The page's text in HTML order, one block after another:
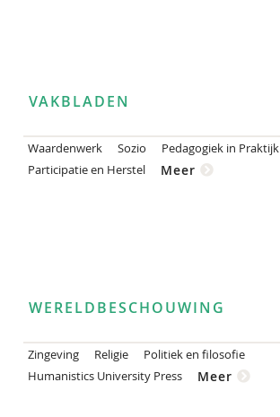
VAKBLADEN
Waardenwerk Sozio
Pedagogiek in Praktijk
Participatie en Herstel
Meer
WERELDBESCHOUWING
Zingeving Religie
Politiek en filosofie
Humanistics University Press
Meer